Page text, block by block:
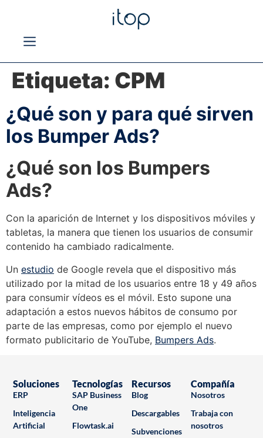
Etiqueta: CPM
¿Qué son y para qué sirven
los Bumper Ads?
¿Qué son los Bumpers
Ads?
Con la aparición de Internet y los dispositivos móviles y
tabletas, la manera que tienen los usuarios de consumir
contenido ha cambiado radicalmente.
Un estudio de Google revela que el dispositivo más
utilizado por la mitad de los usuarios entre 18 y 49 años
para consumir vídeos es el móvil. Esto supone una
adaptación a estos nuevos hábitos de consumo por
parte de las empresas, como por ejemplo el nuevo
formato publicitario de YouTube, Bumpers Ads.
Soluciones
ERP
Inteligencia
Artificial
Tecnologías
SAP Business
One
Flowtask.ai
Recursos
Blog
Descargables
Subvenciones
Compañía
Nosotros
Trabaja con
nosotros